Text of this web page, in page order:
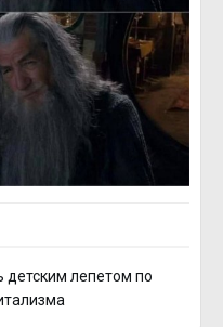
детским лепетом по